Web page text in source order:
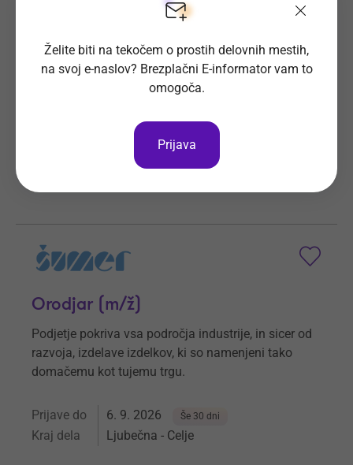
Operater na žični eroziji (m/ž)
Podjetje Šumer d.o.o. pokriva vsa področja
industrije.
6. 9. 2026 Še 30 dni
Orodjar (m/ž)
Podjetje pokriva vsa področja industrije, in sicer od
razvoja, izdelave izdelkov, ki so namenjeni tako
domačemu kot tujemu trgu.
Prijave do 6. 9. 2026 Še 30 dni
Kraj dela Ljubečna - Celje
Želite biti na tekočem o prostih delovnih mestih,
na svoj e-naslov? Brezplačni E-informator vam to
omogoča.
Prijava